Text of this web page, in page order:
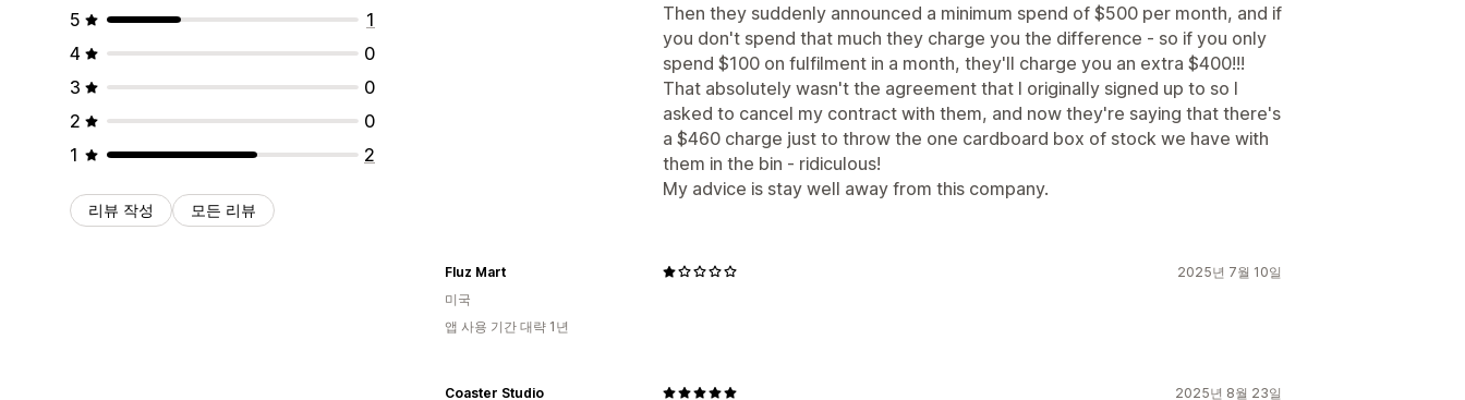
5
1
4
0
3
0
2
0
1
2
리뷰 작성 모든 리뷰
Then they suddenly announced a minimum spend of $500 per month, and if
you don't spend that much they charge you the difference - so if you only
spend $100 on fulfilment in a month, they'll charge you an extra $400!!!
That absolutely wasn't the agreement that I originally signed up to so I
asked to cancel my contract with them, and now they're saying that there's
a $460 charge just to throw the one cardboard box of stock we have with
them in the bin - ridiculous!
My advice is stay well away from this company.
2025년 7월 10일
Fluz Mart
미국
앱 사용 기간 대략 1년
2025년 8월 23일
Coaster Studio